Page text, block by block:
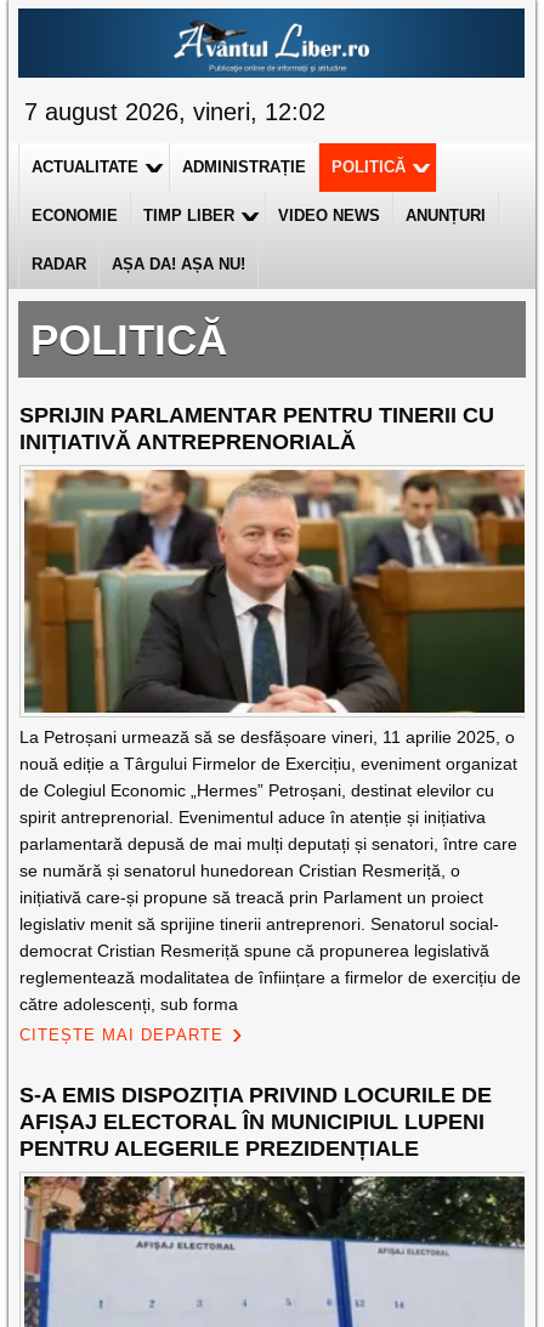
7 august 2026, vineri, 12:02
ACTUALITATE ADMINISTRAȚIE POLITICĂ
ECONOMIE TIMP LIBER VIDEO NEWS ANUNȚURI
RADAR AȘA DA! AȘA NU!
POLITICĂ
SPRIJIN PARLAMENTAR PENTRU TINERII CU
INIȚIATIVĂ ANTREPRENORIALĂ
La Petroșani urmează să se desfășoare vineri, 11 aprilie 2025, o
nouă ediție a Târgului Firmelor de Exercițiu, eveniment organizat
de Colegiul Economic „Hermes” Petroșani, destinat elevilor cu
spirit antreprenorial. Evenimentul aduce în atenție și inițiativa
parlamentară depusă de mai mulți deputați și senatori, între care
se numără și senatorul hunedorean Cristian Resmeriță, o
inițiativă care-și propune să treacă prin Parlament un proiect
legislativ menit să sprijine tinerii antreprenori. Senatorul social-
democrat Cristian Resmeriță spune că propunerea legislativă
reglementează modalitatea de înființare a firmelor de exercițiu de
către adolescenți, sub forma
CITEȘTE MAI DEPARTE
S-A EMIS DISPOZIȚIA PRIVIND LOCURILE DE
AFIȘAJ ELECTORAL ÎN MUNICIPIUL LUPENI
PENTRU ALEGERILE PREZIDENȚIALE